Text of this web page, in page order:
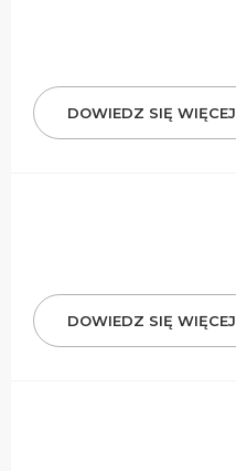
DOWIEDZ SIĘ WIĘCEJ
DOWIEDZ SIĘ WIĘCEJ